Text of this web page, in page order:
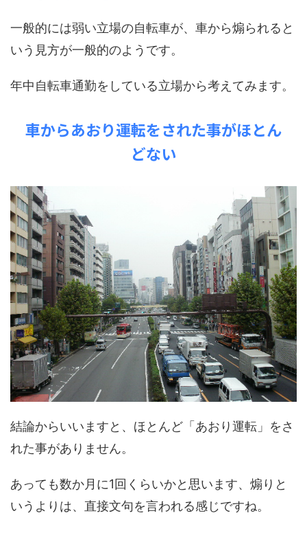
一般的には弱い立場の自転車が、車から煽られると
いう見方が一般的のようです。
年中自転車通勤をしている立場から考えてみます。
車からあおり運転をされた事がほとん
どない
結論からいいますと、ほとんど「あおり運転」をさ
れた事がありません。
あっても数か月に1回くらいかと思います、煽りと
いうよりは、直接文句を言われる感じですね。